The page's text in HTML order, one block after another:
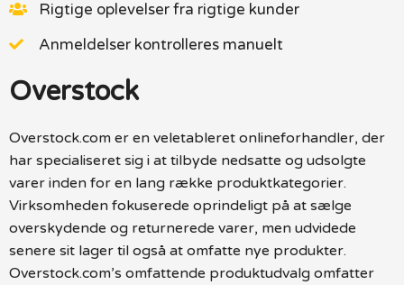
Rigtige oplevelser fra rigtige kunder
Anmeldelser kontrolleres manuelt
Overstock
Overstock.com er en veletableret onlineforhandler, der
har specialiseret sig i at tilbyde nedsatte og udsolgte
varer inden for en lang række produktkategorier.
Virksomheden fokuserede oprindeligt på at sælge
overskydende og returnerede varer, men udvidede
senere sit lager til også at omfatte nye produkter.
Overstock.com’s omfattende produktudvalg omfatter